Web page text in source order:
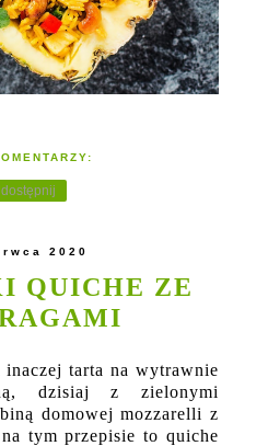
2020
QUICHE ZE
tarta na wytrawnie
dzisiaj z zielonymi
domowej mozzarelli z
tym przepisie to quiche